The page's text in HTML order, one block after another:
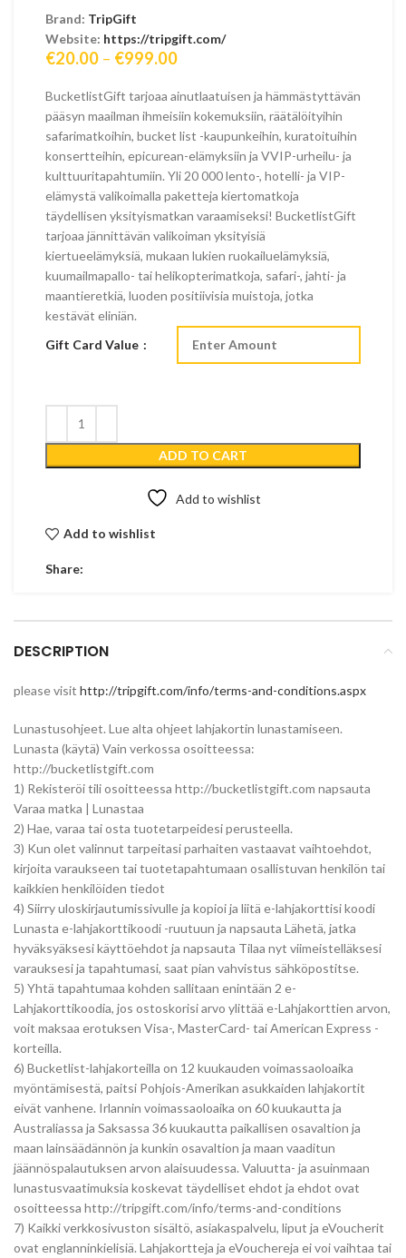
Brand: TripGift
Website: https://tripgift.com/
€20.00 – €999.00Price
€20.00
through
€999.00
BucketlistGift tarjoaa ainutlaatuisen ja hämmästyttävän
pääsyn maailman ihmeisiin kokemuksiin, räätälöityihin
safarimatkoihin, bucket list -kaupunkeihin, kuratoituihin
konsertteihin, epicurean-elämyksiin ja VVIP-urheilu- ja
kulttuuritapahtumiin. Yli 20 000 lento-, hotelli- ja VIP-
elämystä valikoimalla paketteja kiertomatkoja
täydellisen yksityismatkan varaamiseksi! BucketlistGift
tarjoaa jännittävän valikoiman yksityisiä
kiertueelämyksiä, mukaan lukien ruokailuelämyksiä,
kuumailmapallo- tai helikopterimatkoja, safari-, jahti- ja
maantieretkiä, luoden positiivisia muistoja, jotka
kestävät eliniän.
Gift Card Value
ADD TO CART
Add to wishlist
Add to wishlist
Share:
DESCRIPTION
please visit http://tripgift.com/info/terms-and-conditions.aspx
Lunastusohjeet. Lue alta ohjeet lahjakortin lunastamiseen.
Lunasta (käytä) Vain verkossa osoitteessa:
http://bucketlistgift.com
1) Rekisteröi tili osoitteessa http://bucketlistgift.com napsauta
Varaa matka | Lunastaa
2) Hae, varaa tai osta tuotetarpeidesi perusteella.
3) Kun olet valinnut tarpeitasi parhaiten vastaavat vaihtoehdot,
kirjoita varaukseen tai tuotetapahtumaan osallistuvan henkilön tai
kaikkien henkilöiden tiedot
4) Siirry uloskirjautumissivulle ja kopioi ja liitä e-lahjakorttisi koodi
Lunasta e-lahjakorttikoodi -ruutuun ja napsauta Lähetä, jatka
hyväksyäksesi käyttöehdot ja napsauta Tilaa nyt viimeistelläksesi
varauksesi ja tapahtumasi, saat pian vahvistus sähköpostitse.
5) Yhtä tapahtumaa kohden sallitaan enintään 2 e-
Lahjakorttikoodia, jos ostoskorisi arvo ylittää e-Lahjakorttien arvon,
voit maksaa erotuksen Visa-, MasterCard- tai American Express -
korteilla.
6) Bucketlist-lahjakorteilla on 12 kuukauden voimassaoloaika
myöntämisestä, paitsi Pohjois-Amerikan asukkaiden lahjakortit
eivät vanhene. Irlannin voimassaoloaika on 60 kuukautta ja
Australiassa ja Saksassa 36 kuukautta paikallisen osavaltion ja
maan lainsäädännön ja kunkin osavaltion ja maan vaaditun
jäännöspalautuksen arvon alaisuudessa. Valuutta- ja asuinmaan
lunastusvaatimuksia koskevat täydelliset ehdot ja ehdot ovat
osoitteessa http://tripgift.com/info/terms-and-conditions
7) Kaikki verkkosivuston sisältö, asiakaspalvelu, liput ja eVoucherit
ovat englanninkielisiä. Lahjakortteja ja eVouchereja ei voi vaihtaa tai